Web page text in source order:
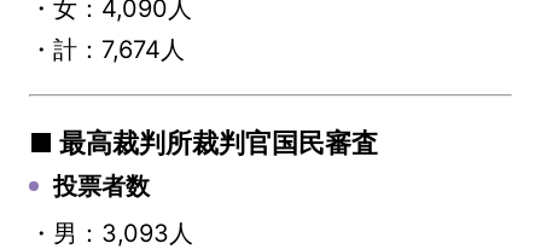
・女：4,090人
・計：7,674人
■ 最高裁判所裁判官国民審査
投票者数
・男：3,093人